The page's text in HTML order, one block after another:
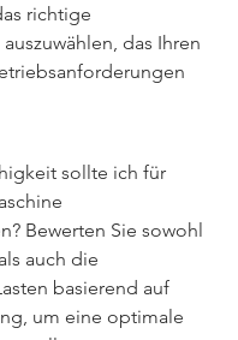
richtige
das Ihren
sollte ich für
Bewerten Sie sowohl
auch die
basierend auf
um eine optimale